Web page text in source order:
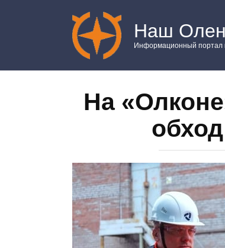
Наш
Информационный портал
На